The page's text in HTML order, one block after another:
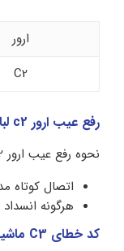
ارور
C2
رفع عیب ارور c2 لباسشویی آاگ
نحوه رفع عیب ارور c2 لباسشویی آاگ به شرح زیر است:
اتصال کوتاه
هرگونه
کد خطای C3 ماشین لباسشویی آاگ